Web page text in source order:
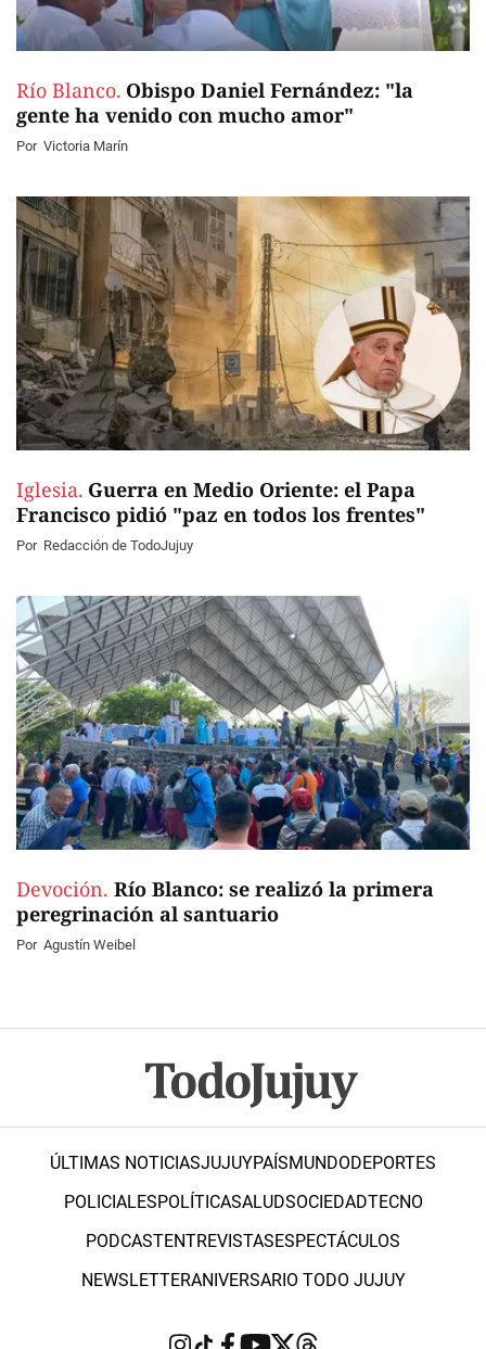
Río Blanco. Obispo Daniel Fernández: "la
gente ha venido con mucho amor"
Por Victoria Marín
Iglesia. Guerra en Medio Oriente: el Papa
Francisco pidió "paz en todos los frentes"
Por Redacción de TodoJujuy
Devoción. Río Blanco: se realizó la primera
peregrinación al santuario
Por Agustín Weibel
ÚLTIMAS NOTICIASJUJUYPAÍSMUNDODEPORTES
POLICIALESPOLÍTICASALUDSOCIEDADTECNO
PODCASTENTREVISTASESPECTÁCULOS
NEWSLETTERANIVERSARIO TODO JUJUY